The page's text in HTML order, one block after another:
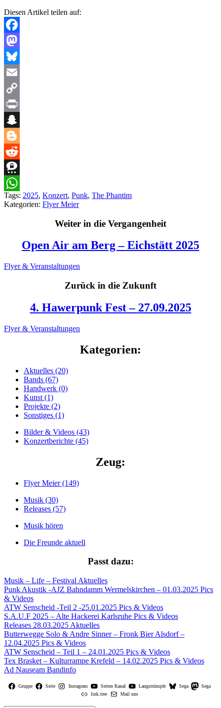
Diesen Artikel teilen auf:
Facebook
Mastodon
Bluesky
Email
Copy
Link
Print
Snapchat
Blogger
Reddit
Threema
WhatsApp
Tags: 2025, Konzert, Punk, The Phantim
Kategorien: Flyer Meier
Weiter in die Vergangenheit
Open Air am Berg – Eichstätt 2025
Flyer & Veranstaltungen
Zurück in die Zukunft
4. Hawerpunk Fest – 27.09.2025
Flyer & Veranstaltungen
Kategorien:
Aktuelles (20)
Bands (67)
Handwerk (0)
Kunst (1)
Projekte (2)
Sonstiges (1)
Bilder & Videos (43)
Konzertberichte (45)
Zeug:
Flyer Meier (149)
Musik (30)
Releases (57)
Musik hören
Die Freunde aktuell
Passt dazu:
Musik – Life – Festival Aktuelles
Punk Akustik -AJZ Bahndamm Wermelskirchen – 01.03.2025 Pics
& Videos
ATW Senscheid -Teil 2 -25.01.2025 Pics & Videos
S.A.U.F 2025 – Alte Hackerei Karlsruhe Pics & Videos
Releases 28.03.2025 Aktuelles
Butterwegge Solo & Andre Sinner – Fronk Bier Alsdorf –
12.04.2025 Pics & Videos
ATW Senscheid – Teil 1 – 24.01.2025 Pics & Videos
Tex Brasket – Kulturrampe Krefeld – 14.02.2025 Pics & Videos
Ad Nauseam Bandinfo
Gruppe Seite Instagram Seiten Kanal Langstrümpfe Sega
Sega
link.tree
Mail uns